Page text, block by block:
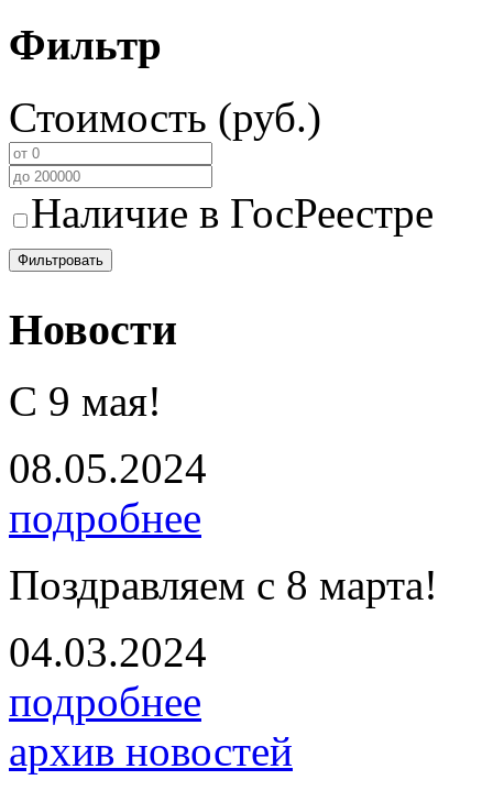
Фильтр
Стоимость (руб.)
Наличие в ГосРеестре
Фильтровать
Новости
С 9 мая!
08.05.2024
подробнее
Поздравляем с 8 марта!
04.03.2024
подробнее
архив новостей